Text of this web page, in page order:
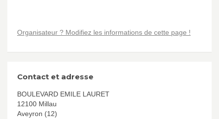
Organisateur ? Modifiez les informations de cette page !
Contact et adresse
BOULEVARD EMILE LAURET
12100 Millau
Aveyron (12)